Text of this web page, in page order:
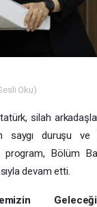
Oku)
silah
saygı duruşu ve
program, Bölüm
devam etti.